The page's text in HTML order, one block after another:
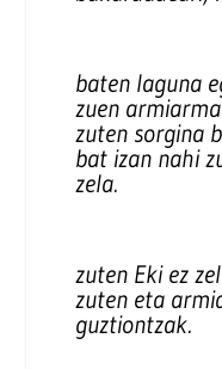
Egun
baten laguna
zuen
zuten sorgina
bat izan nahi
zela.
zuten Eki ez
zuten eta
guztiontzak.